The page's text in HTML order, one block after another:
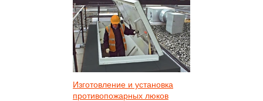
Изготовление и установка
противопожарных люков